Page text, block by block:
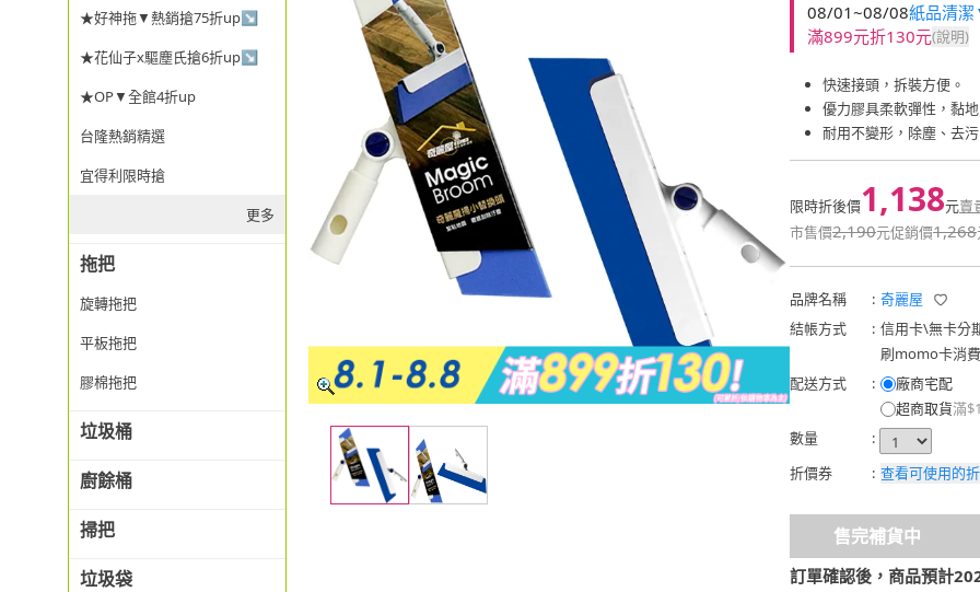
★好神拖▼熱銷搶75折up↘
★花仙子x驅塵氏搶6折up↘
★OP▼全館4折up
台隆熱銷精選
宜得利限時搶
更多
拖把
旋轉拖把
平板拖把
膠棉拖把
垃圾桶
廚餘桶
掃把
垃圾袋
08/01~08/08紙品清
滿899元折130元(說明)
快速接頭，拆裝方便。
優力膠具柔軟彈性，黏
耐用不變形，除塵、去
限時折後價1,138元賣
市售價2,190元促銷價1,268
品牌名稱 : 奇麗屋
結帳方式
: 信用卡\無卡分
刷momo卡消
配送方式
:
廠商宅配
超商取貨滿
數量
:
折價券
: 查看可使用的
售完補貨中
訂單確認後，商品預計